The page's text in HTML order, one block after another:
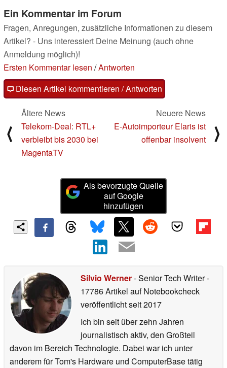
Ein Kommentar im Forum
Fragen, Anregungen, zusätzliche Informationen zu diesem
Artikel? - Uns interessiert Deine Meinung (auch ohne
Anmeldung möglich)!
Ersten Kommentar lesen /Antworten
Diesen Artikel kommentieren / Antworten
⟨
Ältere News
Telekom-Deal: RTL+
verbleibt bis 2030 bei
MagentaTV
Neuere News
E-Autoimporteur Elaris ist
offenbar insolvent
⟩
Als bevorzugte Quelle
auf Google
hinzufügen
Silvio Werner- Senior Tech Writer-
17786 Artikel auf Notebookcheck
veröffentlichtseit 2017
Ich bin seit über zehn Jahren
journalistisch aktiv, den Großteil
davon im Bereich Technologie. Dabei war ich unter
anderem für Tom's Hardware und ComputerBase tätig